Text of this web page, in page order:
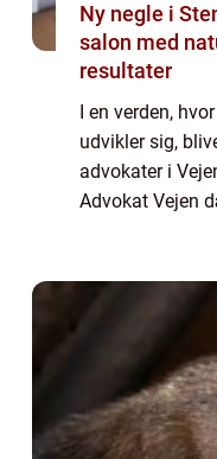
Ny negle i
salon med
resultater
I en verden,
udvikler sig,
advokater i
Advokat Vejen